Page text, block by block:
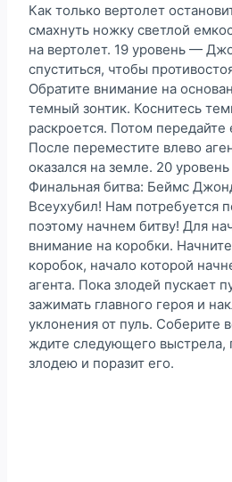
Как только вертолет
смахнуть ножку светлой
на вертолет. 19 уровень —
спуститься, чтобы
Обратите внимание на
темный зонтик. Коснитесь
раскроется. Потом передайте
После переместите влево
оказался на земле. 20
Финальная битва: Беймс
Всеухубил! Нам потребуется
поэтому начнем битву! Для
внимание на коробки.
коробок, начало которой
агента. Пока злодей пускает
зажимать главного героя и
уклонения от пуль. Соберите
ждите следующего выстрела,
злодею и поразит его.